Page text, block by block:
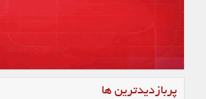
پربازدیدترین ها